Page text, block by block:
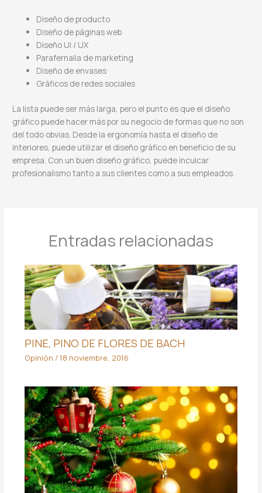
Diseño de producto
Diseño de páginas web
Diseño UI / UX
Parafernalia de marketing
Diseño de envases
Gráficos de redes sociales
La lista puede ser más larga, pero el punto es que el diseño
gráfico puede hacer más por su negocio de formas que no son
del todo obvias. Desde la ergonomía hasta el diseño de
interiores, puede utilizar el diseño gráfico en beneficio de su
empresa. Con un buen diseño gráfico, puede inculcar
profesionalismo tanto a sus clientes como a sus empleados.
Entradas relacionadas
PINE, PINO DE FLORES DE BACH
Opinión / 18 noviembre, 2016